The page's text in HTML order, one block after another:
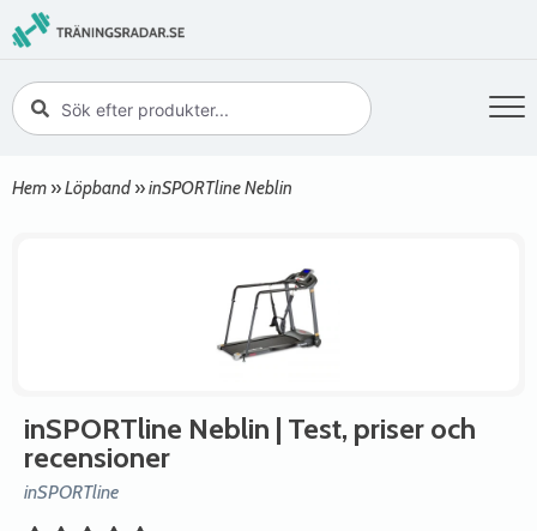
Hem »Löpband »inSPORTline Neblin
inSPORTline Neblin | Test, priser och
recensioner
inSPORTline